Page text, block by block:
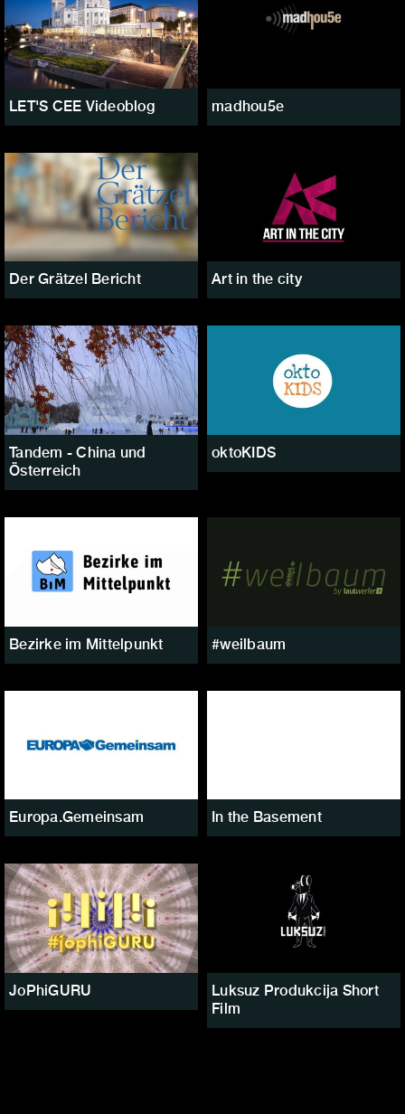
LET'S CEE Videoblog madhou5e
Der Grätzel Bericht Art in the city
Tandem - China und
Österreich
oktoKIDS
Bezirke im Mittelpunkt #weilbaum
Europa.Gemeinsam In the Basement
JoPhiGURU
Luksuz Produkcija Short
Film